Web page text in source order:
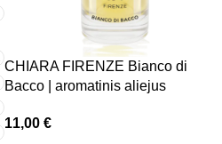
CHIARA FIRENZE Bianco di
Bacco | aromatinis aliejus
11,00 €